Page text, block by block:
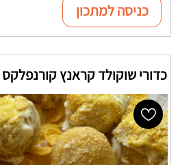
כניסה למתכון
כדורי שוקולד קראנץ קורנפלקס